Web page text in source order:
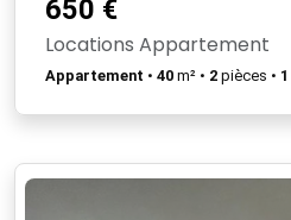
650 €
Locations Appartement
Appartement • 40 m² • 2 pièces • 1